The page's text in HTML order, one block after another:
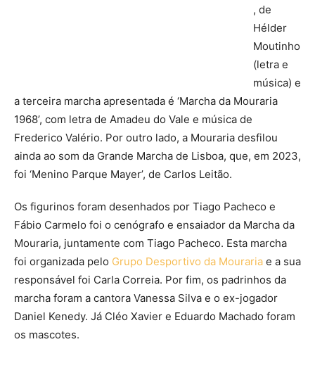
, de
Hélder
Moutinho
(letra e
música) e
a terceira marcha apresentada é ‘Marcha da Mouraria
1968’, com letra de Amadeu do Vale e música de
Frederico Valério. Por outro lado, a Mouraria desfilou
ainda ao som da Grande Marcha de Lisboa, que, em 2023,
foi ‘Menino Parque Mayer’, de Carlos Leitão.
Os figurinos foram desenhados por Tiago Pacheco e
Fábio Carmelo foi o cenógrafo e ensaiador da Marcha da
Mouraria, juntamente com Tiago Pacheco. Esta marcha
foi organizada pelo Grupo Desportivo da Mouraria e a sua
responsável foi Carla Correia. Por fim, os padrinhos da
marcha foram a cantora Vanessa Silva e o ex-jogador
Daniel Kenedy. Já Cléo Xavier e Eduardo Machado foram
os mascotes.